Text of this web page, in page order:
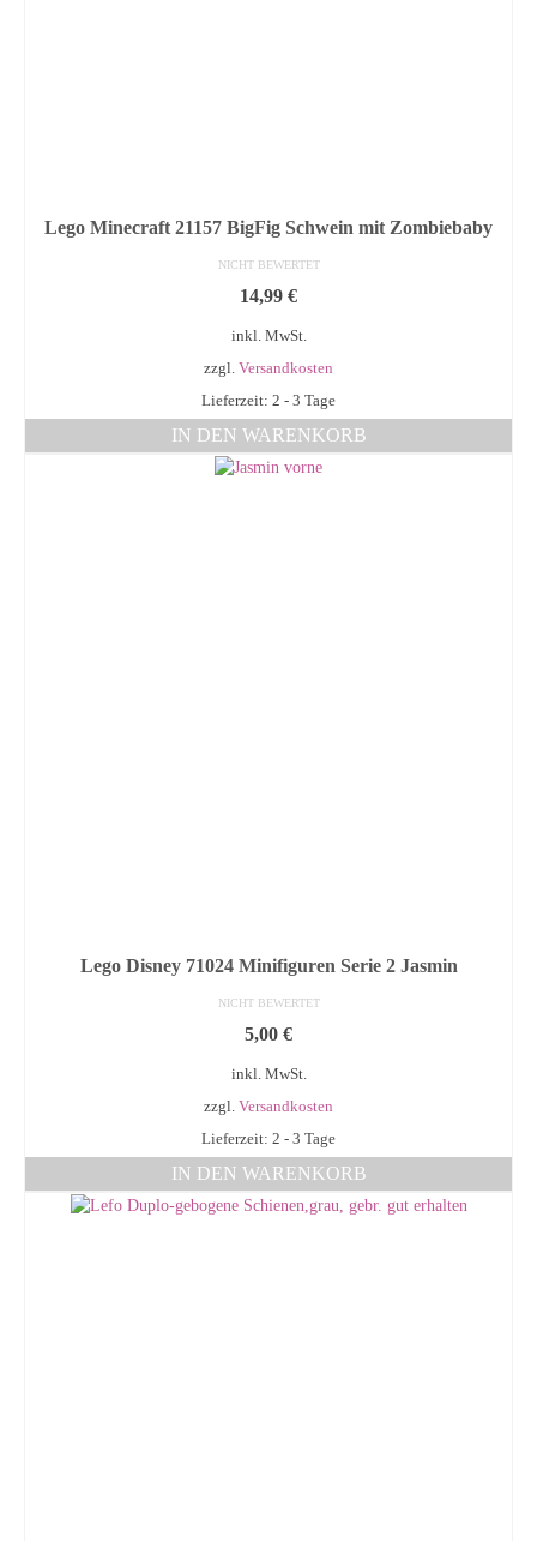
Lego Minecraft 21157 BigFig Schwein mit Zombiebaby
NICHT BEWERTET
14,99 €
inkl. MwSt.
zzgl. Versandkosten
Lieferzeit: 2 - 3 Tage
IN DEN WARENKORB
Lego Disney 71024 Minifiguren Serie 2 Jasmin
NICHT BEWERTET
5,00 €
inkl. MwSt.
zzgl. Versandkosten
Lieferzeit: 2 - 3 Tage
IN DEN WARENKORB